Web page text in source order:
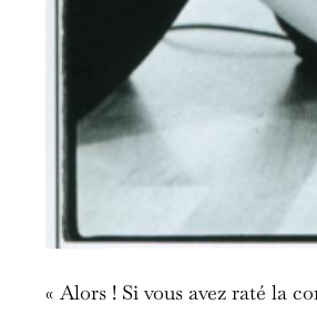
« Alors ! Si vous avez raté la